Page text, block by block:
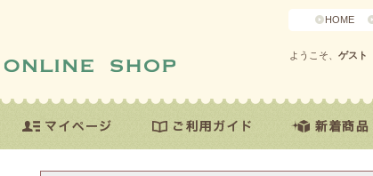
HOME
ようこそ、 ゲスト